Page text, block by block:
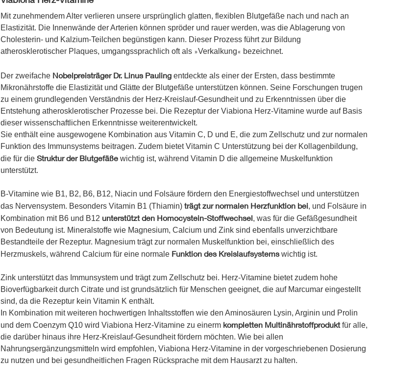
Mit zunehmendem Alter verlieren unsere ursprünglich glatten, flexiblen Blutgefäße nach und nach an
Elastizität. Die Innenwände der Arterien können spröder und rauer werden, was die Ablagerung von
Cholesterin- und Kalzium-Teilchen begünstigen kann. Dieser Prozess führt zur Bildung
atherosklerotischer Plaques, umgangssprachlich oft als »Verkalkung« bezeichnet.
Der zweifache Nobelpreisträger Dr. Linus Pauling entdeckte als einer der Ersten, dass bestimmte
Mikronährstoffe die Elastizität und Glätte der Blutgefäße unterstützen können. Seine Forschungen trugen
zu einem grundlegenden Verständnis der Herz-Kreislauf-Gesundheit und zu Erkenntnissen über die
Entstehung atherosklerotischer Prozesse bei. Die Rezeptur der Viabiona Herz-Vitamine wurde auf Basis
dieser wissenschaftlichen Erkenntnisse weiterentwickelt.
Sie enthält eine ausgewogene Kombination aus Vitamin C, D und E, die zum Zellschutz und zur normalen
Funktion des Immunsystems beitragen. Zudem bietet Vitamin C Unterstützung bei der Kollagenbildung,
die für die Struktur der Blutgefäße wichtig ist, während Vitamin D die allgemeine Muskelfunktion
unterstützt.
B-Vitamine wie B1, B2, B6, B12, Niacin und Folsäure fördern den Energiestoffwechsel und unterstützen
das Nervensystem. Besonders Vitamin B1 (Thiamin) trägt zur normalen Herzfunktion bei, und Folsäure in
Kombination mit B6 und B12 unterstützt den Homocystein-Stoffwechsel, was für die Gefäßgesundheit
von Bedeutung ist. Mineralstoffe wie Magnesium, Calcium und Zink sind ebenfalls unverzichtbare
Bestandteile der Rezeptur. Magnesium trägt zur normalen Muskelfunktion bei, einschließlich des
Herzmuskels, während Calcium für eine normale Funktion des Kreislaufsystemswichtig ist.
Zink unterstützt das Immunsystem und trägt zum Zellschutz bei. Herz-Vitamine bietet zudem hohe
Bioverfügbarkeit durch Citrate und ist grundsätzlich für Menschen geeignet, die auf Marcumar eingestellt
sind, da die Rezeptur kein Vitamin K enthält.
In Kombination mit weiteren hochwertigen Inhaltsstoffen wie den Aminosäuren Lysin, Arginin und Prolin
und dem Coenzym Q10 wird Viabiona Herz-Vitamine zu einerm kompletten Multinährstoffproduktfür alle,
die darüber hinaus ihre Herz-Kreislauf-Gesundheit fördern möchten. Wie bei allen
Nahrungsergänzungsmitteln wird empfohlen, Viabiona Herz-Vitamine in der vorgeschriebenen Dosierung
zu nutzen und bei gesundheitlichen Fragen Rücksprache mit dem Hausarzt zu halten.